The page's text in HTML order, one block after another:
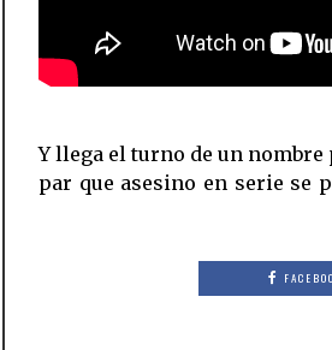
Y llega el turno de un nombre
par que asesino en serie se